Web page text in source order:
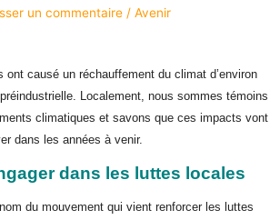
un commentaire / Avenir
ont causé un réchauffement du climat d’environ
préindustrielle. Localement, nous sommes témoins
climatiques et savons que ces impacts vont
dans les années à venir.
dans les luttes locales
du mouvement qui vient renforcer les luttes